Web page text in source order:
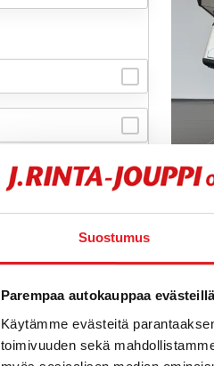
Suostumus
Parempaa autokauppaa
Käytämme evästeitä
toimivuuden sekä
Maksimihinta
MAX
BMW
1200
9
alk.